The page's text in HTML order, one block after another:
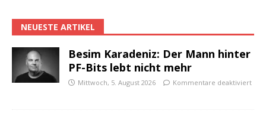
NEUESTE ARTIKEL
Besim Karadeniz: Der Mann hinter
PF-Bits lebt nicht mehr
Mittwoch, 5. August 2026 Kommentare deaktiviert